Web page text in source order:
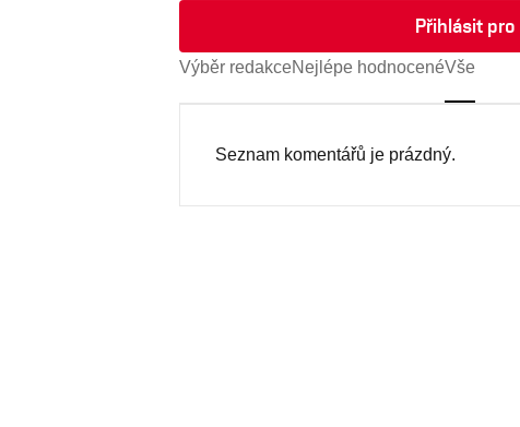
Přihlásit
Výběr redakceNejlépe hodnocenéVše
Seznam komentářů je prázdný.